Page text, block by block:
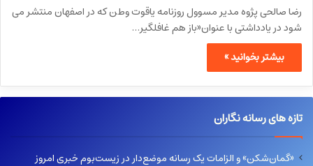
رضا صالحی پژوه مدیر مسوول روزنامه یاقوت وطن که در اصفهان منتشر می
شود در یادداشتی با عنوان«باز هم غافلگیر…
بیشتر بخوانید »
تازه های رسانه نگاران
«گمان‌شکن» و الزامات یک رسانه موضع‌دار در زیست‌بوم خبری امروز